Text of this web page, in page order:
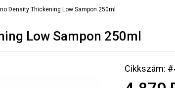
Density Thickening Low Sampon 250ml
Low Sampon 250ml
Cikkszám: